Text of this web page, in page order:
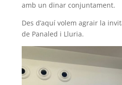
amb un dinar conjuntament.
Des d’aquí volem agrair la
de Panaled i Lluria.